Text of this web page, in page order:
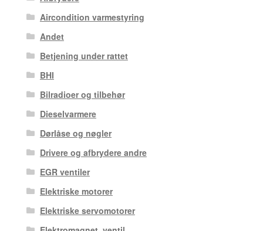
Aircondition varmestyring
Andet
Betjening under rattet
BHI
Bilradioer og tilbehør
Dieselvarmere
Dørlåse og nøgler
Drivere og afbrydere andre
EGR ventiler
Elektriske motorer
Elektriske servomotorer